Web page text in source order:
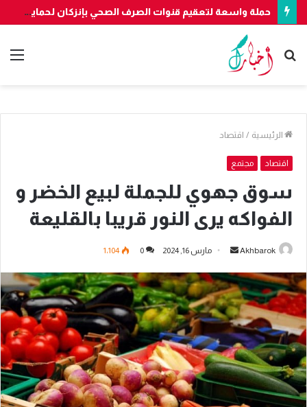
بناءً على معلومات “الديستي”.. فرقة مكافحة العصابات بأكادير تُوقف شخصين وتحجز 7300 قرصا مهلوسا قادما من الخارج
بحث
عن
الرئيسية / اقتصاد
اقتصاد مجتمع
سوق جهوي للجملة لبيع الخضر و
الفواكه يرى النور قريبا بالقليعة
Akhbarok
أرسل
إلكترونيا
مارس 16, 2024 0 1٬104